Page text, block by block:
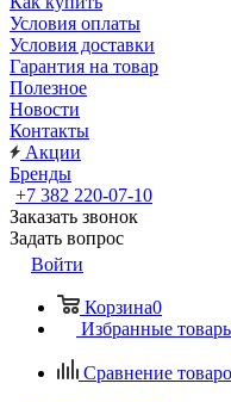
Условия оплаты
Условия доставки
Гарантия на товар
Полезное
Новости
Контакты
Акции
Бренды
+7 382 220-07-10
Заказать звонок
Задать вопрос
Войти
Корзина0
Избранные
Сравнение